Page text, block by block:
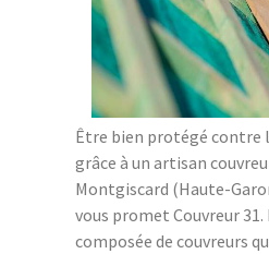
Être bien protégé contre
grâce à un artisan
Montgiscard (Haute-
vous promet Couvreur
composée de couvreurs